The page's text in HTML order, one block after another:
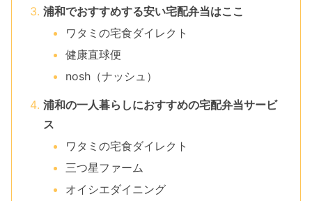
浦和でおすすめする安い宅配弁当はここ
ワタミの宅食ダイレクト
健康直球便
nosh（ナッシュ）
浦和の一人暮らしにおすすめの宅配弁当サービ
ス
ワタミの宅食ダイレクト
三つ星ファーム
オイシエダイニング